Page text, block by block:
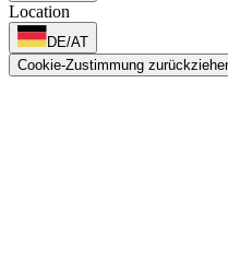
Location
DE/AT
Cookie-Zustimmung